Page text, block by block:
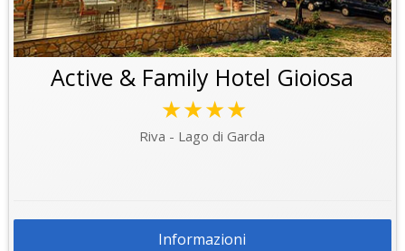
Active & Family Hotel Gioiosa
★★★★
Riva - Lago di Garda
Informazioni